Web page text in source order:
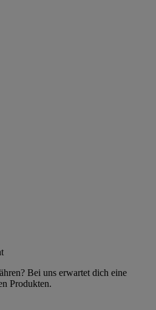
Bei uns erwartet dich eine
Produkten.